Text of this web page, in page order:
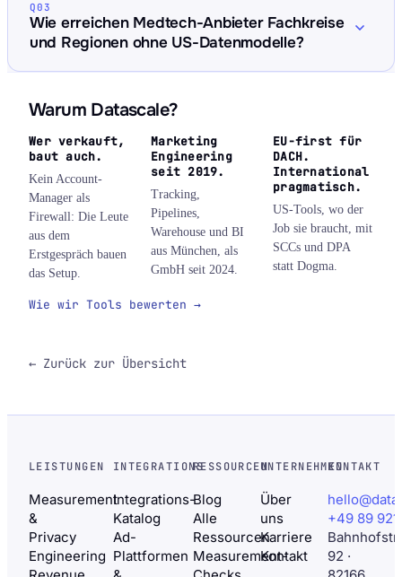
Q03
Wie erreichen Medtech-Anbieter Fachkreise
und Regionen ohne US-Datenmodelle?
Warum Datascale?
Wer verkauft,
baut auch.
Kein Account-
Manager als
Firewall: Die Leute
aus dem
Erstgespräch bauen
das Setup.
Marketing
Engineering
seit 2019.
Tracking,
Pipelines,
Warehouse und BI
aus München, als
GmbH seit 2024.
EU-first für
DACH.
International
pragmatisch.
US-Tools, wo der
Job sie braucht, mit
SCCs und DPA
statt Dogma.
Wie wir Tools bewerten →
← Zurück zur Übersicht
LEISTUNGEN
Measurement
&
Privacy
Engineering
INTEGRATIONS
Integrations-
Katalog
Ad-
Plattformen
RESSOURCEN
Blog
Alle
Ressourcen
Measurement-
UNTERNEHMEN
Über
uns
Karriere
Kontakt
KONTAKT
+49 89
92 ·